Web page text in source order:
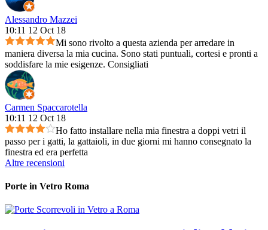
Alessandro Mazzei
10:11 12 Oct 18
Mi sono rivolto a questa azienda per arredare in
maniera diversa la mia cucina. Sono stati puntuali, cortesi e pronti a
soddisfare la mie esigenze. Consigliati
Carmen Spaccarotella
10:11 12 Oct 18
Ho fatto installare nella mia finestra a doppi vetri il
passo per i gatti, la gattaioli, in due giorni mi hanno consegnato la
finestra ed era perfetta
Altre recensioni
Porte in Vetro Roma